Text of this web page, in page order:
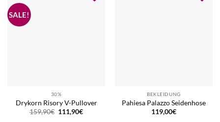
30%
Drykorn Risory V-Pullover
159,90€ Ursprünglicher
Preis
111,90€Aktueller
BEKLEIDUNG
Pahiesa Palazzo Seidenhose
119,00€